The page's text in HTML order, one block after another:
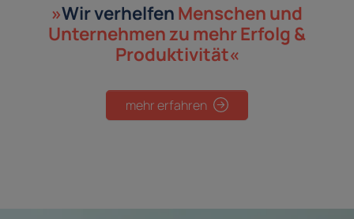
»Wir verhelfenMenschen und
Unternehmenzu mehr Erfolg &
Produktivität«
mehr erfahren